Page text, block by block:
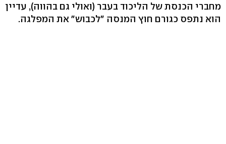
מחברי הכנסת של הליכוד בעבר (ואולי גם בהווה), עדיין
הוא נתפס כגורם חוץ המנסה "לכבוש" את המפלגה.